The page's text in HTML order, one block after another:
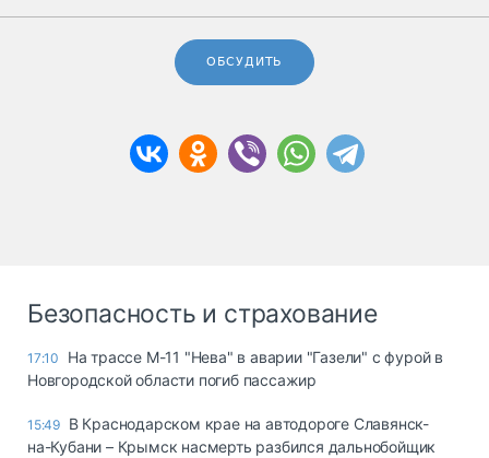
ОБСУДИТЬ
Безопасность и страхование
17:10
На трассе М-11 "Нева" в аварии "Газели" с фурой в
Новгородской области погиб пассажир
15:49 В Краснодарском крае на автодороге Славянск-
на-Кубани – Крымск насмерть разбился дальнобойщик